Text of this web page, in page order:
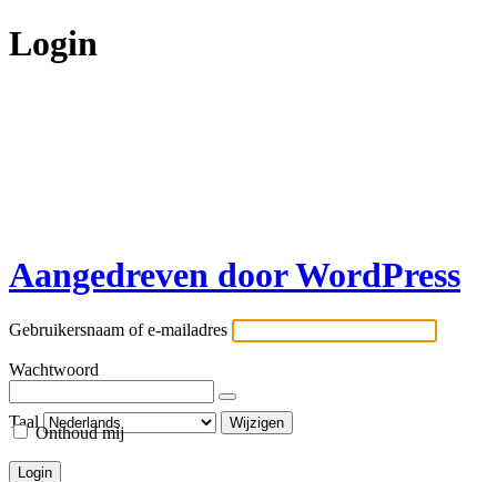
Login
Aangedreven door WordPress
Gebruikersnaam of e-mailadres
Wachtwoord
Onthoud mij
Taal